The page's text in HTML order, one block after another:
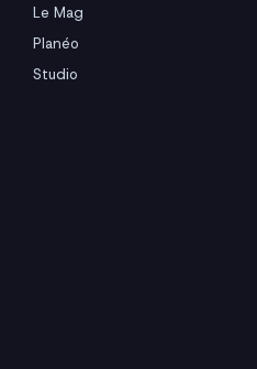
Le Mag
Planéo
Studio